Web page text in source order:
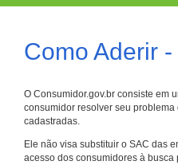
Como Aderir
O Consumidor.gov.br consiste em
consumidor resolver seu
cadastradas.
Ele não visa substituir o SAC das
acesso dos consumidores à